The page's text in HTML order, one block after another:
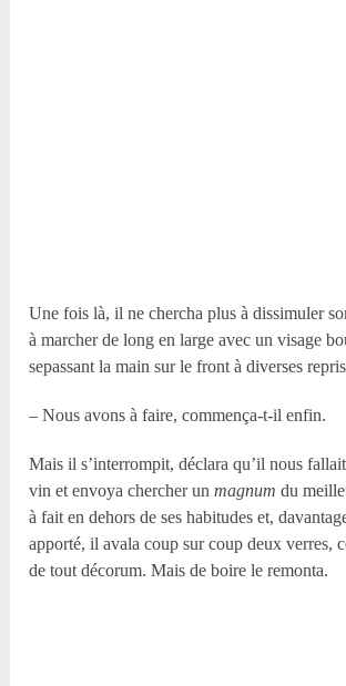
Une fois là, il ne chercha plus à dissimuler
à marcher de long en large avec un visage
sepassant la main sur le front à diverses
– Nous avons à faire, commença-t-il enfin.
Mais il s’interrompit, déclara qu’il nous
vin et envoya chercher unmagnum du
à fait en dehors de ses habitudes et,
apporté, il avala coup sur coup deux verres,
de tout décorum. Mais de boire le remonta.